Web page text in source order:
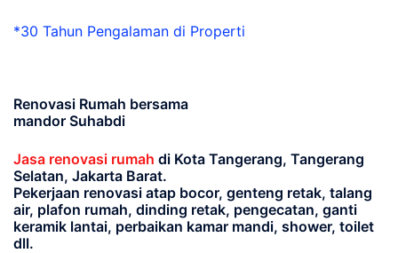
*30 Tahun Pengalaman di Properti
Renovasi Rumah bersama
mandor Suhabdi
Jasa renovasi rumah di Kota Tangerang, Tangerang
Selatan, Jakarta Barat.
Pekerjaan renovasi atap bocor, genteng retak, talang
air, plafon rumah, dinding retak, pengecatan, ganti
keramik lantai, perbaikan kamar mandi, shower, toilet
dll.